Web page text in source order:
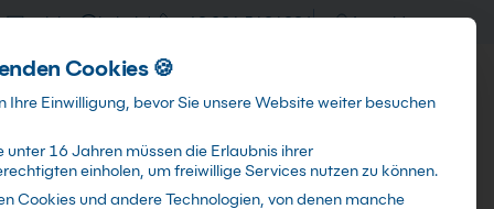
training@kebel.de +49 231 5191986 Anmelden
Info & Services Kontakt
Cookies 🍪
Ihre Einwilligung, bevor Sie unsere Website weiter besuchen
unter 16 Jahren müssen die Erlaubnis ihrer
einholen, um freiwillige Services nutzen zu können.
Cookies und andere Technologien, von denen manche